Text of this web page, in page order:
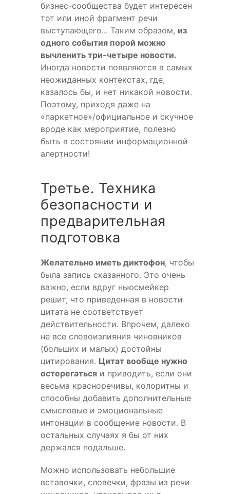
бизнес-сообщества будет интересен
тот или иной фрагмент речи
выступающего... Таким образом, из
одного события порой можно
вычленить три-четыре новости.
Иногда новости появляются в самых
неожиданных контекстах, где,
казалось бы, и нет никакой новости.
Поэтому, приходя даже на
«паркетное»/официальное и скучное
вроде как мероприятие, полезно
быть в состоянии информационной
алертности!
Третье. Техника
безопасности и
предварительная
подготовка
Желательно иметь диктофон, чтобы
была запись сказанного. Это очень
важно, если вдруг ньюсмейкер
решит, что приведенная в новости
цитата не соответствует
действительности. Впрочем, далеко
не все словоизлияния чиновников
(больших и малых) достойны
цитирования. Цитат вообще нужно
остерегаться и приводить, если они
весьма красноречивы, колоритны и
способны добавить дополнительные
смысловые и эмоциональные
интонации в сообщение новости. В
остальных случаях я бы от них
держался подальше.
Можно использовать небольшие
вставочки, словечки, фразы из речи